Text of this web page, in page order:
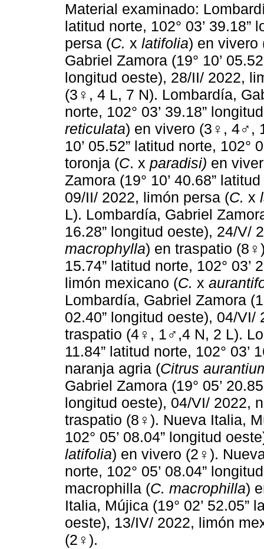
Material examinado:
latitud norte, 102° 03’
persa (C. x latifolia) en vivero
Gabriel Zamora (19° 10’
longitud oeste), 28/II/ 2022,
(3♀, 4 L, 7 N). Lombardía,
norte, 102° 03’ 39.18”
reticulata) en vivero (3♀, 4♂,
10’ 05.52” latitud norte, 102°
toronja (C. x paradisi) en
Zamora (19° 10’ 40.68”
09/II/ 2022, limón persa (C. x
L). Lombardía, Gabriel
16.28” longitud oeste), 24/V/
macrophylla) en traspatio
15.74” latitud norte, 102° 03’
limón mexicano (C. x
Lombardía, Gabriel Zamora
02.40” longitud oeste), 04/VI/
traspatio (4♀, 1♂,4 N, 2 L).
11.84” latitud norte, 102° 03’
naranja agria (Citrus
Gabriel Zamora (19° 05’
longitud oeste), 04/VI/ 2022,
traspatio (8♀). Nueva Italia,
102° 05’ 08.04” longitud
latifolia) en vivero (2♀).
norte, 102° 05’ 08.04”
macrophilla (C. macrophilla)
Italia, Mújica (19° 02’ 52.05”
oeste), 13/IV/ 2022, limón
(2♀).